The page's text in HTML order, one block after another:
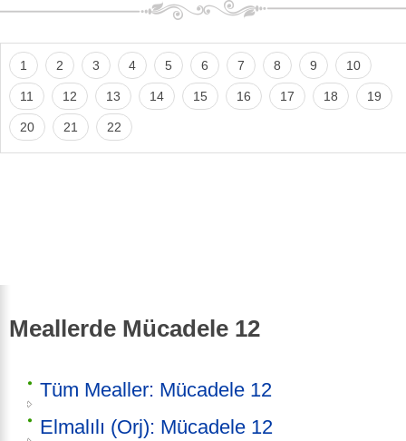
1 2 3 4 5 6 7 8 9 10
11 12 13 14 15 16 17 18 19
20 21 22
Meallerde Mücadele 12
Tüm Mealler: Mücadele 12
Elmalılı (Orj): Mücadele 12